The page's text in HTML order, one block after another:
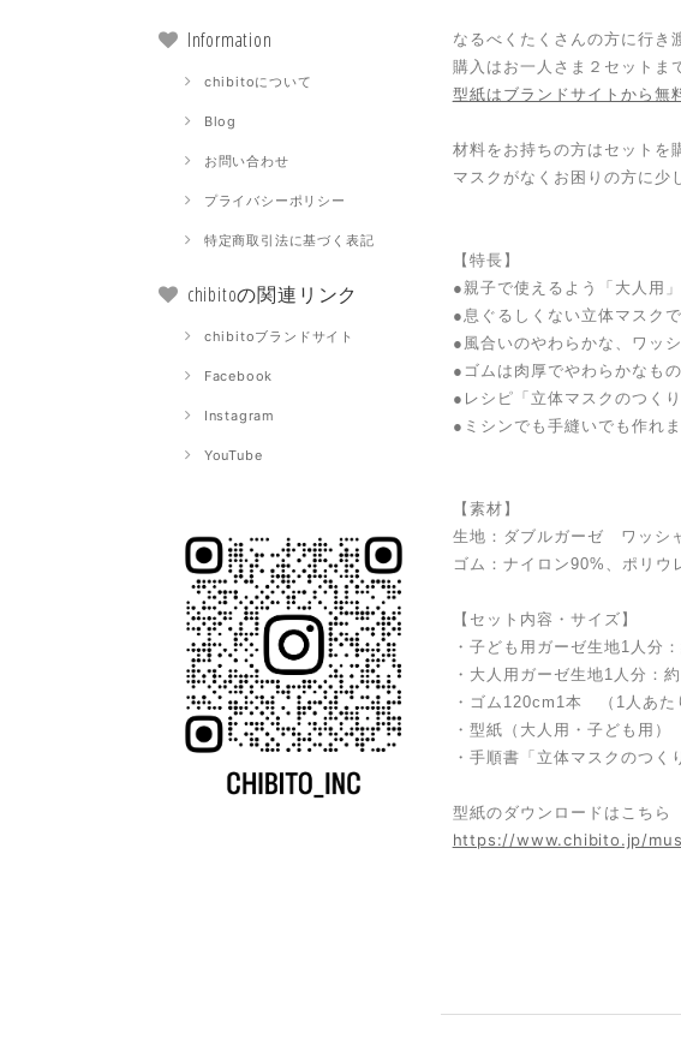
Information
chibitoについて
Blog
お問い合わせ
プライバシーポリシー
特定商取引法に基づく表記
chibitoの関連リンク
chibitoブランドサイト
Facebook
Instagram
YouTube
なるべくたくさんの方に行き
購入はお一人さま２セットま
型紙はブランドサイトから無
材料をお持ちの方はセットを
マスクがなくお困りの方に少
【特長】
●親子で使えるよう「大人用
●息ぐるしくない立体マスク
●風合いのやわらかな、ワッ
●ゴムは肉厚でやわらかなも
●レシピ「立体マスクのつく
●ミシンでも手縫いでも作れ
【素材】
生地：ダブルガーゼ ワッシ
ゴム：ナイロン90%、ポリウ
【セット内容・サイズ】
・子ども用ガーゼ生地1人分
・大人用ガーゼ生地1人分：
・ゴム120cm1本 （1人あた
・型紙（大人用・子ども用）
・手順書「立体マスクのつく
型紙のダウンロードはこちら
https://www.chibito.jp/